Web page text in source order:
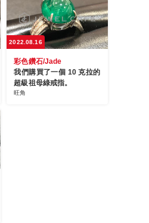
2022.08.16
彩色鑽石/Jade
我們購買了一個 10 克拉的
超級祖母綠戒指。
旺角